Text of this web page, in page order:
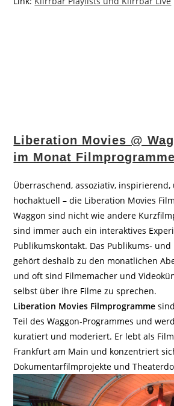
Liberation Movies @
im Monat Filmprogramme
Überraschend, assoziativ,
hochaktuell – die Liberation Movies
Waggon sind nicht wie andere
sind immer auch ein interaktives
Publikumskontakt. Das Publikums- und
gehört deshalb zu den monatlichen
und oft sind Filmemacher und
selbst über ihre Filme zu sprechen.
Liberation Movies Filmprogramme
Teil des Waggon-Programmes und
kuratiert und moderiert. Er lebt als
Frankfurt am Main und konzentriert
Dokumentarfilmprojekte und